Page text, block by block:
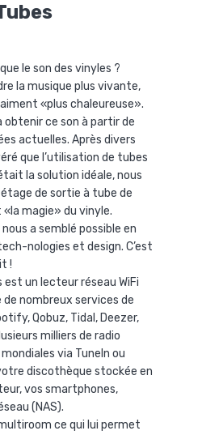
le son des vinyles ?
la musique plus vivante,
«plus chaleureuse».
obtenir ce son à partir de
actuelles. Après divers
que l’utilisation de tubes
la solution idéale, nous
de sortie à tube de
magie» du vinyle.
a semblé possible en
nologies et design. C’est
!
est un lecteur réseau WiFi
nombreux services de
Qobuz, Tidal, Deezer,
milliers de radio
via TuneIn ou
discothèque stockée en
vos smartphones,
(NAS).
ce qui lui permet